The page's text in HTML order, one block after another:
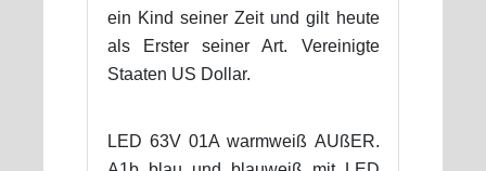
ein Kind seiner Zeit und gilt heute
als Erster seiner Art. Vereinigte
Staaten US Dollar.
LED 63V 01A warmweiß AUßER.